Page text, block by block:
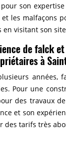
son
et les malfaçons
en visitant son
de falck
à
années,
Pour une
des travaux
et son
des tarifs très